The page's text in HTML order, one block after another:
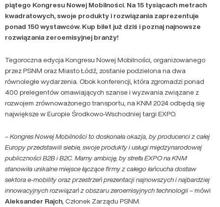
piątego Kongresu Nowej Mobilności. Na 15 tysiącach metrach
kwadratowych, swoje produkty i rozwiązania zaprezentuje
ponad 150 wystawców. Kup bilet już dziś i poznaj najnowsze
rozwiązania zeroemisyjnej branży!
Tegoroczna edycja Kongresu Nowej Mobilności, organizowanego
przez PSNM oraz Miasto Łódź, zostanie podzielona na dwa
równoległe wydarzenia. Obok konferencji, która zgromadzi ponad
400 prelegentów omawiających szanse i wyzwania związane z
rozwojem zrównoważonego transportu, na KNM 2024 odbędą się
największe w Europie Środkowo-Wschodniej targi EXPO.
–Kongres Nowej Mobilności to doskonała okazja, by producenci z całej
Europy przedstawili siebie, swoje produkty i usługi międzynarodowej
publiczności B2B i B2C. Mamy ambicję, by strefa EXPO na KNM
stanowiła unikalne miejsce łączące firmy z całego łańcucha dostaw
sektora e-mobility oraz przestrzeń prezentacji najnowszych i najbardziej
innowacyjnych rozwiązań z obszaru zeroemisyjnych technologii– mówi
Aleksander Rajch, Członek Zarządu PSNM.